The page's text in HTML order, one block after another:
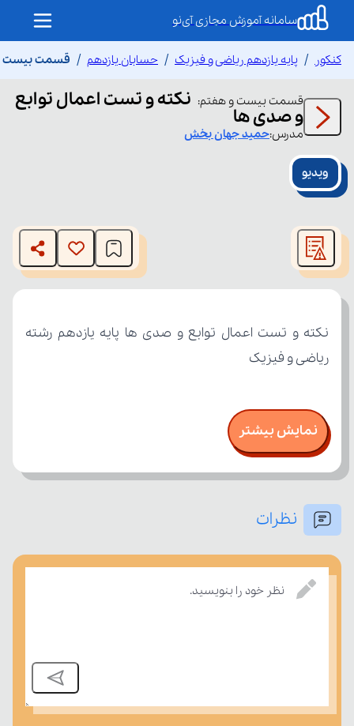
سامانه آموزش مجازی آی‌نو
کنکور پایه یازدهم ریاضی و فیزیک حسابان یازدهم قسمت بیست و
قسمت بیست و هفتم: نکته و تست اعمال توابع
و صدی ها
مدرس:حمیدجهان بخش
ویدیو
modal
window.
The media could not be loaded, either because the server
or network failed or because the format is not supported.
ریاضی و فیزیک
نمایش بیشتر
نظرات
نظر خود را بنویسید.